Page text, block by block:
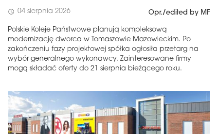
schedule 04 sierpnia 2026 Opr./edited by MF
Polskie Koleje Państwowe planują kompleksową
modernizację dworca w Tomaszowie Mazowieckim. Po
zakończeniu fazy projektowej spółka ogłosiła przetarg na
wybór generalnego wykonawcy. Zainteresowane firmy
mogą składać oferty do 21 sierpnia bieżącego roku.